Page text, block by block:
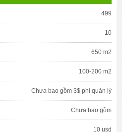
499
10
650 m2
100-200 m2
Chưa bao gồm 3$ phí quản lý
Chưa bao gồm
10 usd